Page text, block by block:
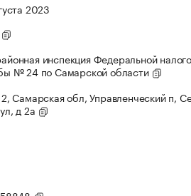
2023
инспекция Федеральной
№ 24 по Самарской области
Самарская обл, Управленческий п,
д 2а